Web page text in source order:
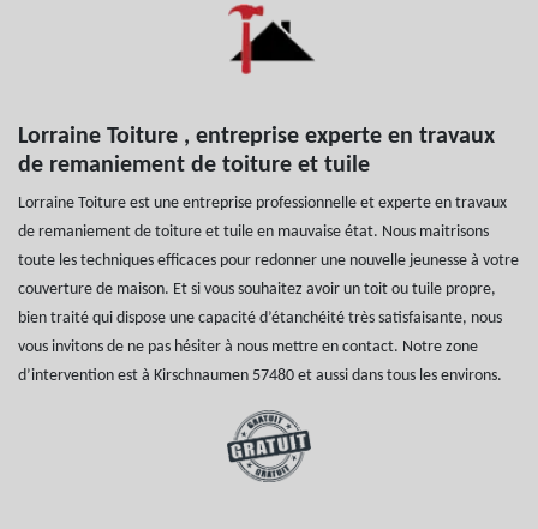
Lorraine Toiture , entreprise experte en travaux
de remaniement de toiture et tuile
Lorraine Toiture est une entreprise professionnelle et experte en travaux
de remaniement de toiture et tuile en mauvaise état. Nous maitrisons
toute les techniques efficaces pour redonner une nouvelle jeunesse à votre
couverture de maison. Et si vous souhaitez avoir un toit ou tuile propre,
bien traité qui dispose une capacité d’étanchéité très satisfaisante, nous
vous invitons de ne pas hésiter à nous mettre en contact. Notre zone
d’intervention est à Kirschnaumen 57480 et aussi dans tous les environs.